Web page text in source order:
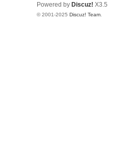
Powered by Discuz! X3.5
© 2001-2025 Discuz! Team